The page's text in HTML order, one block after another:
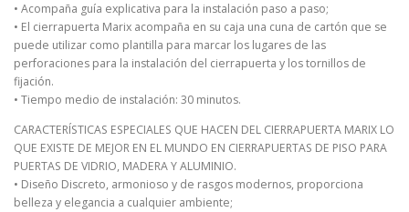
• Acompaña guía explicativa para la instalación paso a paso;
• El cierrapuerta Marix acompaña en su caja una cuna de cartón que se
puede utilizar como plantilla para marcar los lugares de las
perforaciones para la instalación del cierrapuerta y los tornillos de
fijación.
• Tiempo medio de instalación: 30 minutos.
CARACTERÍSTICAS ESPECIALES QUE HACEN DEL CIERRAPUERTA MARIX LO
QUE EXISTE DE MEJOR EN EL MUNDO EN CIERRAPUERTAS DE PISO PARA
PUERTAS DE VIDRIO, MADERA Y ALUMINIO.
• Diseño Discreto, armonioso y de rasgos modernos, proporciona
belleza y elegancia a cualquier ambiente;